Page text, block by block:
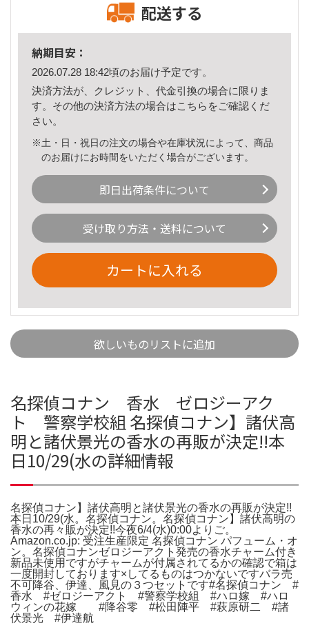
配送する
納期目安：
2026.07.28 18:42頃のお届け予定です。
決済方法が、クレジット、代金引換の場合に限りま
す。その他の決済方法の場合はこちら をご確認くだ
さい。
※土・日・祝日の注文の場合や在庫状況によって、商品
のお届けにお時間をいただく場合がございます。
即日出荷条件について
受け取り方法・送料について
カートに入れる
欲しいものリストに追加
名探偵コナン 香水 ゼロジーアク
ト 警察学校組 名探偵コナン】諸伏高
明と諸伏景光の香水の再販が決定!!本
日10/29(水の詳細情報
名探偵コナン】諸伏高明と諸伏景光の香水の再販が決定!!
本日10/29(水。名探偵コナン。名探偵コナン】諸伏高明の
香水の再々販が決定!!今夜6/4(水)0:00よりご。
Amazon.co.jp: 受注生産限定 名探偵コナン パフューム・オ
ン。名探偵コナンゼロジーアクト発売の香水チャーム付き
新品未使用ですがチャームが付属されてるかの確認で箱は
一度開封しております×してるものはつかないですバラ売
不可降谷、伊達、風見の３つセットです#名探偵コナン #
香水 #ゼロジーアクト #警察学校組 #ハロ嫁 #ハロ
ウィンの花嫁 #降谷零 #松田陣平 #萩原研二 #諸
伏景光 #伊達航